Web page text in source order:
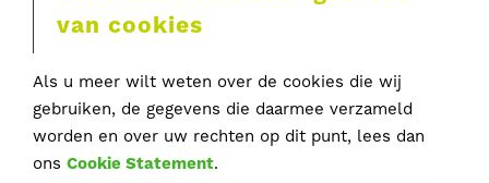
van cookies
Als u meer wilt weten over de cookies die wij
gebruiken, de gegevens die daarmee verzameld
worden en over uw rechten op dit punt, lees dan
ons Cookie Statement.
Contactgegevens
Duurzaamheidsring 320
4231 EX Meerkerk
0183 – 359 416